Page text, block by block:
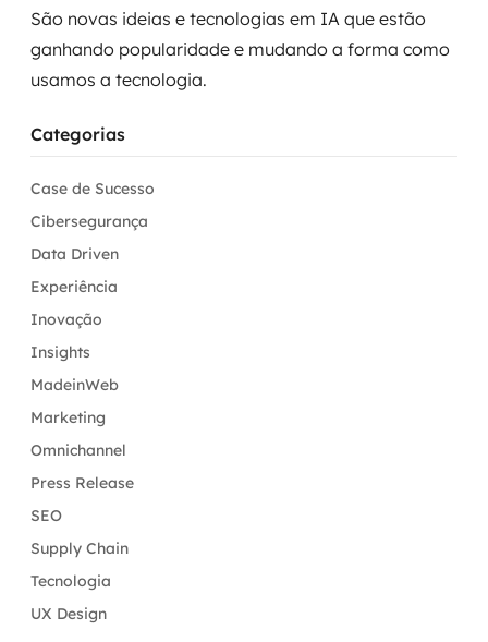
São novas ideias e tecnologias em IA que estão
ganhando popularidade e mudando a forma como
usamos a tecnologia.
Categorias
Case de Sucesso
Cibersegurança
Data Driven
Experiência
Inovação
Insights
MadeinWeb
Marketing
Omnichannel
Press Release
SEO
Supply Chain
Tecnologia
UX Design